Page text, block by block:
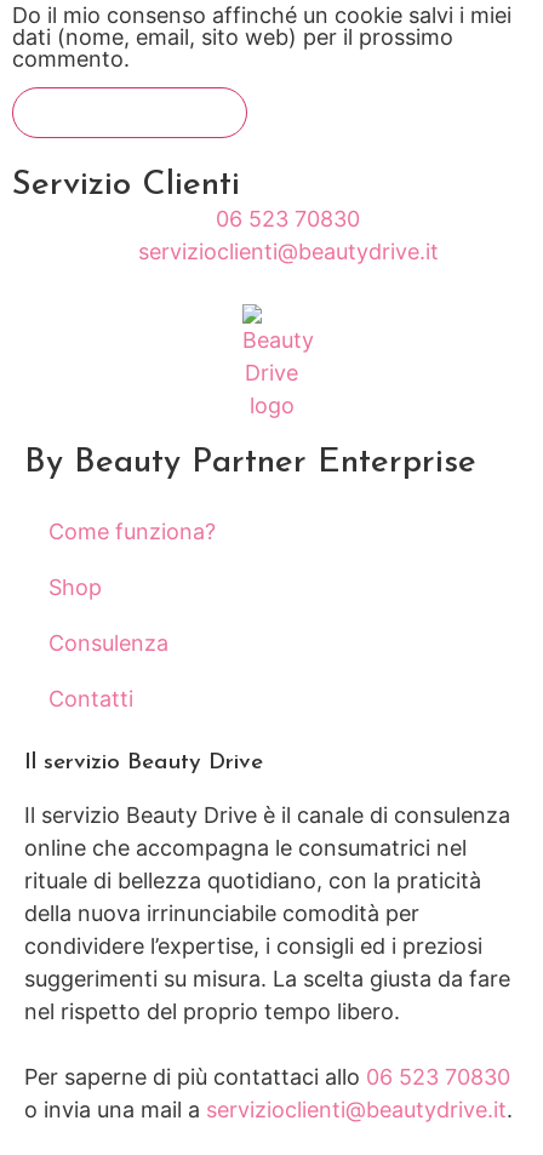
Do il mio consenso affinché un cookie salvi i miei
dati (nome, email, sito web) per il prossimo
commento.
Servizio Clienti
06 523 70830
servizioclienti@beautydrive.it
By Beauty Partner Enterprise
Come funziona?
Shop
Consulenza
Contatti
Il servizio Beauty Drive
Il servizio Beauty Drive è il canale di consulenza
online che accompagna le consumatrici nel
rituale di bellezza quotidiano, con la praticità
della nuova irrinunciabile comodità per
condividere l’expertise, i consigli ed i preziosi
suggerimenti su misura. La scelta giusta da fare
nel rispetto del proprio tempo libero.
Per saperne di più contattaci allo 06 523 70830
o invia una mail a servizioclienti@beautydrive.it.